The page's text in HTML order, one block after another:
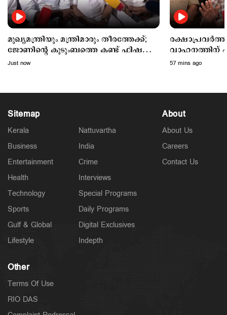
പൈലറ്റ് അസോസിയേഷന്‍
1 hour ago
Latest
അര്‍ജുന്‍ ആയങ്കിക്കെതിരെ കൂടുതല്‍ വകുപ്പുകള്‍
3 hours ago
മുഖ്യമന്ത്രിയും മന്ത്രിമാരും തീരത്തേക്ക്;
ജോണിന്‍റെ കുടുംബത്തെ കണ്ട് ഫിഷറീസ്
മന്ത്രി
Just now
വാഹനത്തിന്
57 mins ago
Sitemap
Kerala
Business
Entertainment
Health
Technology
Sports
Gulf & Global
Lifestyle
Nattuvartha
India
Crime
Interviews
Special Programs
Daily Programs
Digital Exclusives
Indepth
About
About Us
Careers
Contact Us
Other
Terms Of Use
RIO DAS